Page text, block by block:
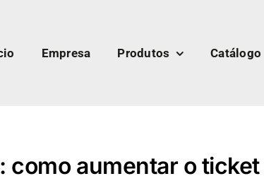
Empresa Produtos Catálogo
como aumentar o